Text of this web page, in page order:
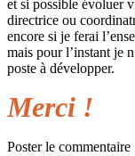
et si possible évoluer
directrice ou
encore si je ferai
mais pour l’instant je
poste à développer.
Merci !
Poster le commentaire